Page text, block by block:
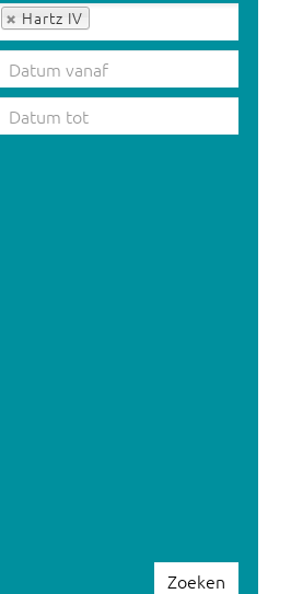
Hartz IV
Op tag:
Zoeken